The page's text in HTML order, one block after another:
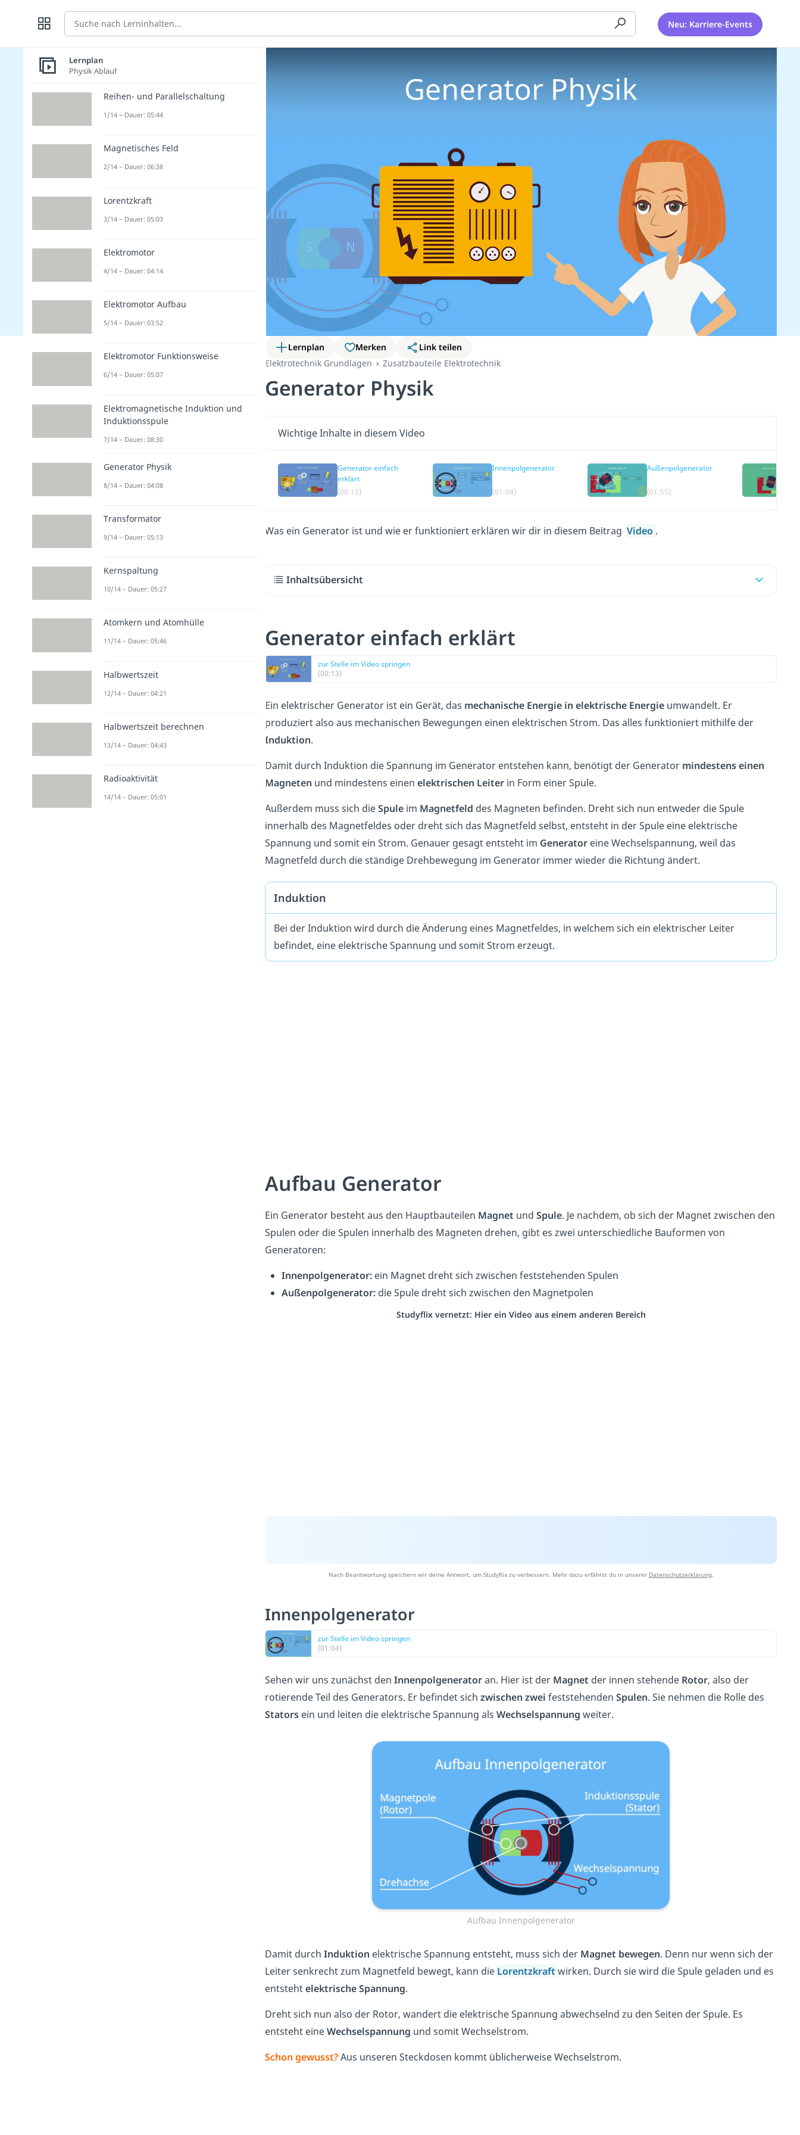
Suche Neu: Karriere-Events
Lernplan Merken
Link teilen
Elektrotechnik Grundlagen
Zusatzbauteile Elektrotechnik
Generator Physik
Wichtige Inhalte in diesem Video
Generator einfach
erklärt
(00:13)
Innenpolgenerator
(01:04)
Außenpolgenerator
(01:55)
Was ein Generator ist und wie er funktioniert erklären wir dir in diesem Beitrag Video .
Inhaltsübersicht
Generator einfach erklärt
zur Stelle im Video springen
(00:13)
Ein elektrischer Generator ist ein Gerät, das mechanische Energie in elektrische Energie umwandelt. Er
produziert also aus mechanischen Bewegungen einen elektrischen Strom. Das alles funktioniert mithilfe der
Induktion.
Damit durch Induktion die Spannung im Generator entstehen kann, benötigt der Generator mindestens einen
Magneten und mindestens einen elektrischen Leiter in Form einer Spule.
Außerdem muss sich dieSpule im Magnetfeld des Magneten befinden. Dreht sich nun entweder die Spule
innerhalb des Magnetfeldes oder dreht sich das Magnetfeld selbst, entsteht in der Spule eine elektrische
Spannung und somit ein Strom. Genauer gesagt entsteht im Generator eine Wechselspannung, weil das
Magnetfeld durch die ständige Drehbewegung im Generator immer wieder die Richtung ändert.
Induktion
Bei der Induktion wird durch die Änderung eines Magnetfeldes, in welchem sich ein elektrischer Leiter
befindet, eine elektrische Spannung und somit Strom erzeugt.
Aufbau Generator
Ein Generator besteht aus den Hauptbauteilen Magnet und Spule. Je nachdem, ob sich der Magnet zwischen den
Spulen oder die Spulen innerhalb des Magneten drehen, gibt es zwei unterschiedliche Bauformen von
Generatoren:
Innenpolgenerator: ein Magnet dreht sich zwischen feststehenden Spulen
Außenpolgenerator: die Spule dreht sich zwischen den Magnetpolen
Studyflix vernetzt: Hier ein Video aus einem anderen Bereich
Nach Beantwortung speichern wir deine Antwort, um Studyflix zu verbessern. Mehr dazu erfährst du in unserer Datenschutzerklärung.
Innenpolgenerator
zur Stelle im Video springen
(01:04)
Sehen wir uns zunächst den Innenpolgeneratoran. Hier ist der Magnet der innen stehende Rotor, also der
rotierende Teil des Generators. Er befindet sich zwischen zwei feststehenden Spulen. Sie nehmen die Rolle des
Stators ein und leiten die elektrische Spannung als Wechselspannung weiter.
Aufbau Innenpolgenerator
Damit durch Induktion elektrische Spannung entsteht, muss sich der Magnet bewegen. Denn nur wenn sich der
Leiter senkrecht zum Magnetfeld bewegt, kann die Lorentzkraft wirken. Durch sie wird die Spule geladen und es
entstehtelektrische Spannung.
Dreht sich nun also der Rotor, wandert die elektrische Spannung abwechselnd zu den Seiten der Spule. Es
entsteht eineWechselspannung und somit Wechselstrom.
Schon gewusst?Aus unseren Steckdosen kommt üblicherweise Wechselstrom.
Lernplan
Physik Ablauf
Reihen- und Parallelschaltung
1/14 – Dauer: 05:44
Magnetisches Feld
2/14 – Dauer: 06:38
Lorentzkraft
3/14 – Dauer: 05:03
Elektromotor
4/14 – Dauer: 04:14
Elektromotor Aufbau
5/14 – Dauer: 03:52
Elektromotor Funktionsweise
6/14 – Dauer: 05:07
Elektromagnetische Induktion und
Induktionsspule
7/14 – Dauer: 08:30
Generator Physik
8/14 – Dauer: 04:08
Transformator
9/14 – Dauer: 05:13
Kernspaltung
10/14 – Dauer: 05:27
Atomkern und Atomhülle
11/14 – Dauer: 05:46
Halbwertszeit
12/14 – Dauer: 04:21
Halbwertszeit berechnen
13/14 – Dauer: 04:43
Radioaktivität
14/14 – Dauer: 05:01